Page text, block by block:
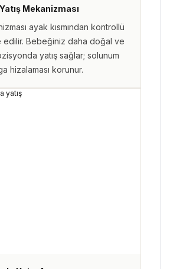
Mekanizması
ayak kısmından kontrollü
edilir. Bebeğiniz daha doğal ve
yatış sağlar; solunum
hizalaması korunur.